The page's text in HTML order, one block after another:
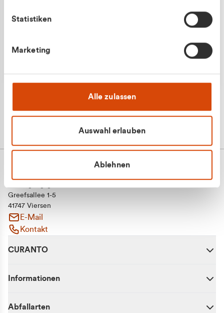
Statistiken
Marketing
Alle zulassen
Auswahl erlauben
Ablehnen
Greefsallee 1-5
41747 Viersen
E-Mail
Kontakt
CURANTO
Informationen
Abfallarten